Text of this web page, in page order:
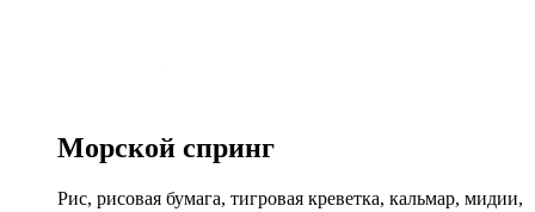
Морской спринг
Рис, рисовая бумага, тигровая креветка, кальмар, мидии,